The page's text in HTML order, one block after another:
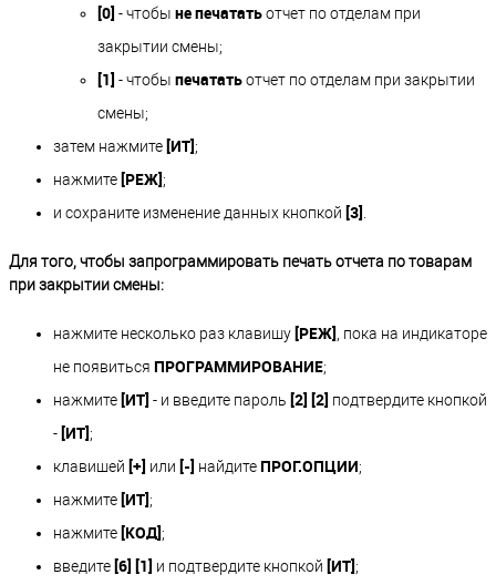
[0] - чтобы не печататьотчет по отделам при
закрытии смены;
[1] - чтобы печататьотчет по отделам при закрытии
смены;
затем нажмите[ИТ];
нажмите[РЕЖ];
и сохраните изменение данных кнопкой [3]
Для того, чтобы запрограммировать печать отчета по товарам
при закрытии смены:
нажмите несколько раз клавишу [РЕЖ] , пока на индикаторе
не появиться ПРОГРАММИРОВАНИЕ;
нажмите [ИТ] - и введите пароль [2] [2] подтвердите кнопкой
- [ИТ] ;
клавишей [+] или [-] найдитеПРОГ.ОПЦИИ;
нажмите [ИТ] ;
нажмите [КОД] ;
введите [6] [1] и подтвердите кнопкой [ИТ] ;